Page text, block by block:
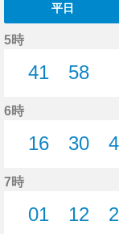
平日
5時
41
58
6時
16
30
7時
01
12